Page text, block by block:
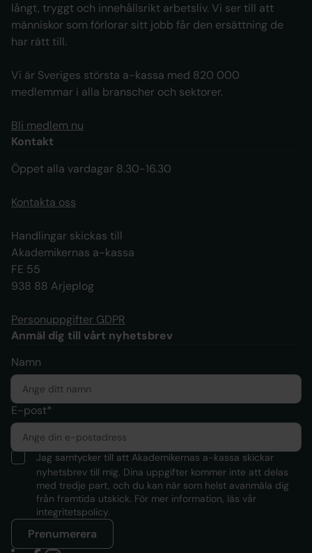
långt, tryggt och innehållsrikt arbetsliv. Vi ser till att
människor som förlorar sitt jobb får den ersättning de
har rätt till.
Vi är Sveriges största a-kassa med 820 000
medlemmar i alla branscher och sektorer.
Bli medlem nu
Kontakt
Öppet alla vardagar 8.30-16.30
Kontakta oss
Handlingar skickas till
Akademikernas a-kassa
FE 55
938 88 Arjeplog
Personuppgifter GDPR
Anmäl dig till vårt nyhetsbrev
Namn
E-post*
Jag samtycker till att Akademikernas a-kassa skickar
nyhetsbrev till mig. Dina uppgifter kommer inte att delas
med tredje part, och du kan när som helst avanmäla dig
från framtida utskick. För mer information, läs vår
integritetspolicy.
Prenumerera